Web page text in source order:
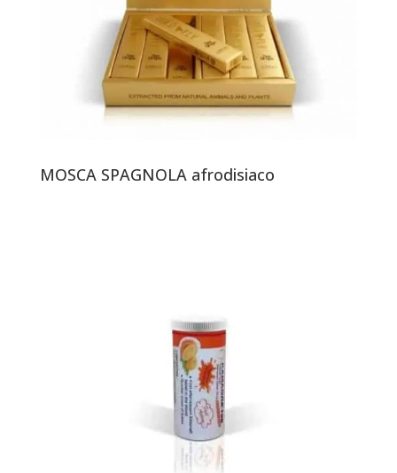
MOSCA SPAGNOLA afrodisiaco